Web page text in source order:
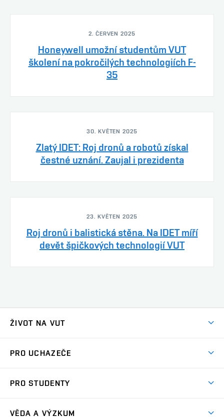
2. ČERVEN 2025
Honeywell umožní studentům VUT
školení na pokročilých technologiích F-
35
30. KVĚTEN 2025
Zlatý IDET: Roj dronů a robotů získal
čestné uznání. Zaujal i prezidenta
23. KVĚTEN 2025
Roj dronů i balistická stěna. Na IDET míří
devět špičkových technologií VUT
ŽIVOT NA VUT
Koleje
Sport na VUT
PRO UCHAZEČE
Dny otevřených dveří
PRO STUDENTY
VĚDA A VÝZKUM